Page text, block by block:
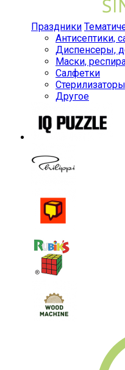
Праздники
Антисептики,
Диспенсеры,
Маски,
Салфетки
Другое